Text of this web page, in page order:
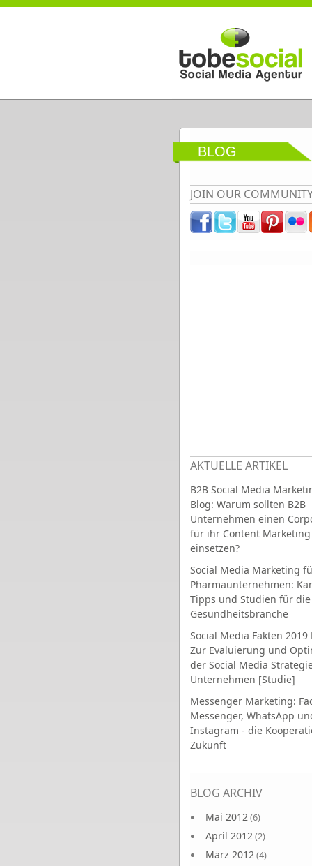
Direkt zum Inhalt
BLOG
JOIN OUR
AKTUELLE ARTIKEL
B2B Social Media
Blog: Warum sollten B2B
Unternehmen einen
für ihr Content Marketing
einsetzen?
Social Media Marketing
Pharmaunternehmen:
Tipps und Studien für die
Gesundheitsbranche
Social Media Fakten 2019
Zur Evaluierung und
der Social Media
Unternehmen [Studie]
Messenger Marketing:
Messenger, WhatsApp
Instagram - die
Zukunft
BLOG ARCHIV
Mai 2012(6)
April 2012(2)
März 2012(4)
Seiten